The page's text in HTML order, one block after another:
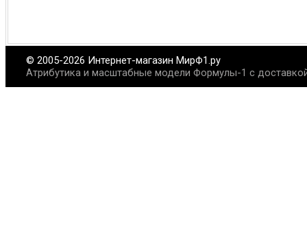
© 2005-2026 Интернет-магазин МирФ1.ру
Атрибутика и масштабные модели Формулы-1 с